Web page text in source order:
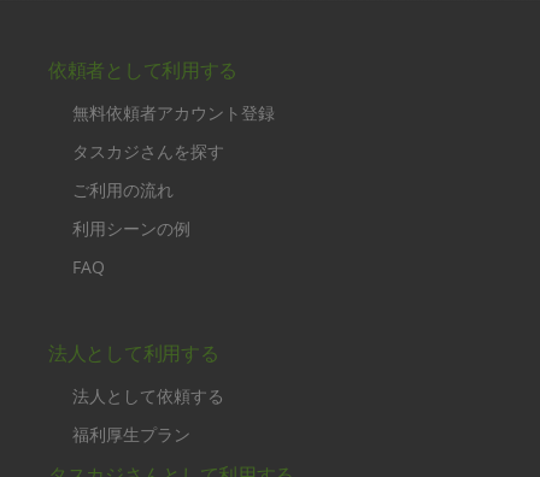
依頼者として利用する
無料依頼者アカウント登録
タスカジさんを探す
ご利用の流れ
利用シーンの例
FAQ
法人として利用する
法人として依頼する
福利厚生プラン